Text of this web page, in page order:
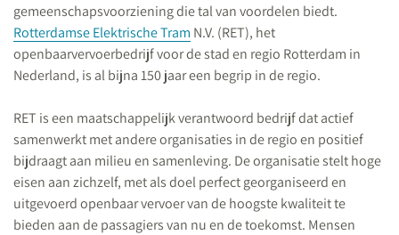
gemeenschapsvoorziening die tal van voordelen biedt.
Rotterdamse Elektrische Tram N.V. (RET), het
openbaarvervoerbedrijf voor de stad en regio Rotterdam in
Nederland, is al bijna 150 jaar een begrip in de regio.
RET is een maatschappelijk verantwoord bedrijf dat actief
samenwerkt met andere organisaties in de regio en positief
bijdraagt aan milieu en samenleving. De organisatie stelt hoge
eisen aan zichzelf, met als doel perfect georganiseerd en
uitgevoerd openbaar vervoer van de hoogste kwaliteit te
bieden aan de passagiers van nu en de toekomst. Mensen